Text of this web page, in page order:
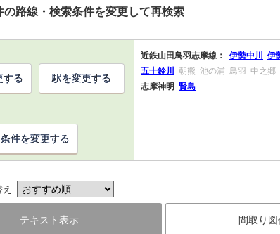
の路線・検索条件を変更して再検索
近鉄山田鳥羽志摩線： 伊勢中川 伊
五十鈴川
朝熊 池の浦 鳥羽 中之郷
志摩神明 賢島
する 駅を変更する
条件を変更する
テキスト表示 間取り